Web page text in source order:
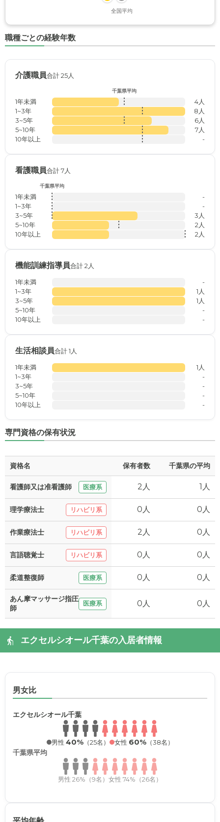
全国平均
職種ごとの経験年数
介護職員合計 25人
千葉県平均
1年未満
4人
1~3年
8人
3~5年
6人
5~10年
7人
10年以上
-
看護職員合計 7人
千葉県平均
1年未満
-
1~3年
-
3~5年
3人
5~10年
2人
10年以上
2人
機能訓練指導員合計 2人
1年未満
-
1~3年
1人
3~5年
1人
5~10年
-
10年以上
-
生活相談員合計 1人
1年未満
1人
1~3年
-
3~5年
-
5~10年
-
10年以上
-
専門資格の保有状況
資格名 保有者数 千葉県の平均
看護師又は准看護師 医療系 2人 1人
理学療法士 リハビリ系 0人 0人
作業療法士 リハビリ系 2人 0人
言語聴覚士 リハビリ系 0人 0人
柔道整復師 医療系 0人 0人
あん摩マッサージ指圧
師
医療系 0人 0人
エクセルシオール千葉の入居者情報
男女比
エクセルシオール千葉
男性 40%（25名） 女性 60%（38名）
千葉県平均
男性 26%（9名） 女性 74%（26名）